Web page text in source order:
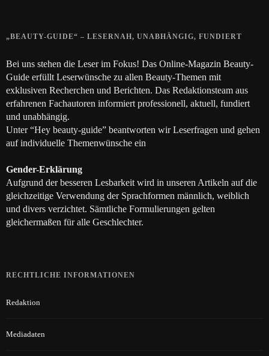
„BEAUTY-GUIDE“ – LESERNAH, UNABHÄNGIG, FUNDIERT
Bei uns stehen die Leser im Fokus! Das Online-Magazin Beauty-
Guide erfüllt Leserwünsche zu allen Beauty-Themen mit
exklusiven Recherchen und Berichten. Das Redaktionsteam aus
erfahrenen Fachautoren informiert professionell, aktuell, fundiert
und unabhängig.
Unter “Hey beauty-guide” beantworten wir Leserfragen und gehen
auf individuelle Themenwünsche ein
Gender-Erklärung
Aufgrund der besseren Lesbarkeit wird in unseren Artikeln auf die
gleichzeitige Verwendung der Sprachformen männlich, weiblich
und divers verzichtet. Sämtliche Formulierungen gelten
gleichermaßen für alle Geschlechter.
RECHTLICHE INFORMATIONEN
Redaktion
Mediadaten